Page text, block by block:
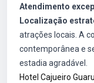
Atendimento
Localização
atrações locais. A
contemporânea e
estadia agradável.
Hotel Cajueiro